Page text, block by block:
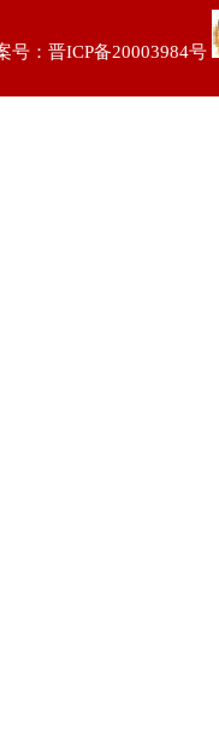
号： 晋ICP备20003984号